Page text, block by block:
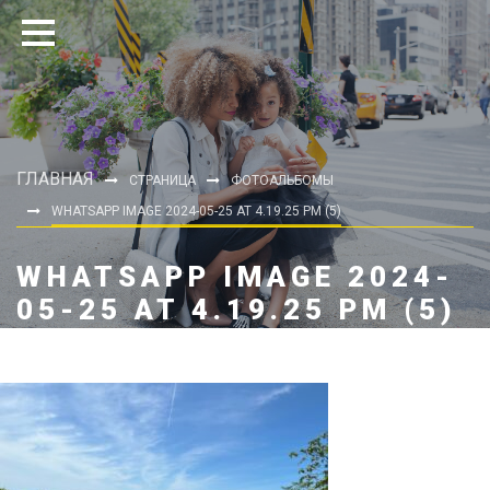
ГЛАВНАЯ СТРАНИЦА
ФОТОАЛЬБОМЫ
WHATSAPP IMAGE 2024-05-25 AT 4.19.25 PM (5)
WHATSAPP IMAGE 2024-
05-25 AT 4.19.25 PM (5)